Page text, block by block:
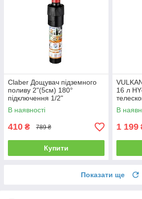
Claber Дощувач підземного
поливу 2"(5см) 180°
підключення 1/2"
В наявності
410 ₴ 789 ₴
Купити
16 л
В
1 199
Показати ще